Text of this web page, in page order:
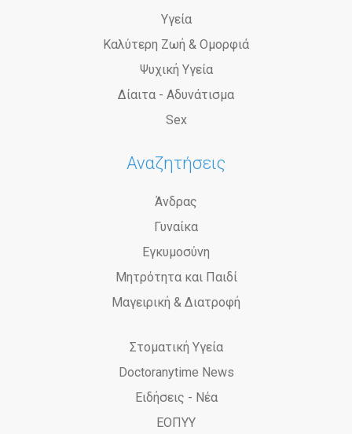
Υγεία
Καλύτερη Ζωή & Ομορφιά
Ψυχική Υγεία
Δίαιτα - Αδυνάτισμα
Sex
Αναζητήσεις
Άνδρας
Γυναίκα
Εγκυμοσύνη
Μητρότητα και Παιδί
Μαγειρική & Διατροφή
Στοματική Υγεία
Doctoranytime News
Ειδήσεις - Νέα
ΕΟΠΥΥ